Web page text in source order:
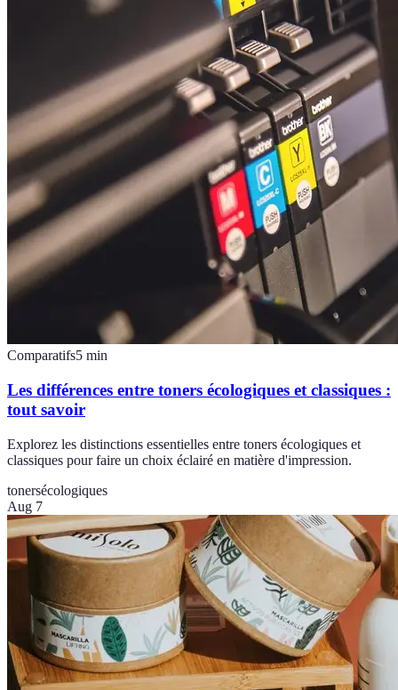
Comparatifs5 min
Les différences entre toners écologiques et classiques :
tout savoir
Explorez les distinctions essentielles entre toners écologiques et
classiques pour faire un choix éclairé en matière d'impression.
tonersécologiques
Aug 7